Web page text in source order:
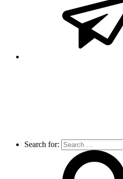
Search for: